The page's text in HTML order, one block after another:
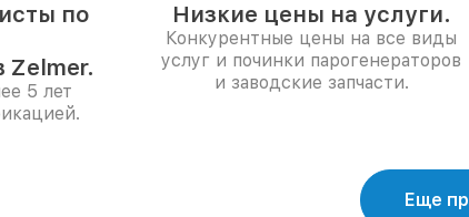
по
Zelmer.
5 лет
Низкие цены на услуги.
Конкурентные цены на все виды
услуг и починки парогенераторов
и заводские запчасти.
Еще